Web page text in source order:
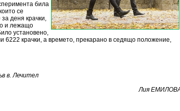
била
се
деня крачки,
и лежащо
установено,
6222 крачки, а времето, прекарано в седящо положение,
в. Лечител
Лия